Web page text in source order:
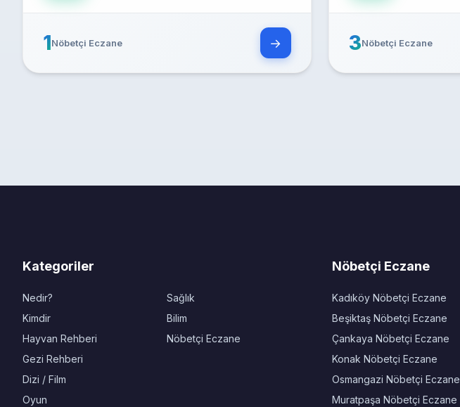
1Nöbetçi Eczane → 3Nöbetçi Eczane
Kategoriler
Nedir?
Kimdir
Hayvan Rehberi
Gezi Rehberi
Dizi / Film
Oyun
Sağlık
Bilim
Nöbetçi Eczane
Nöbetçi Eczane
Kadıköy Nöbetçi Eczane
Beşiktaş Nöbetçi Eczane
Çankaya Nöbetçi Eczane
Konak Nöbetçi Eczane
Osmangazi Nöbetçi Eczane
Muratpaşa Nöbetçi Eczane